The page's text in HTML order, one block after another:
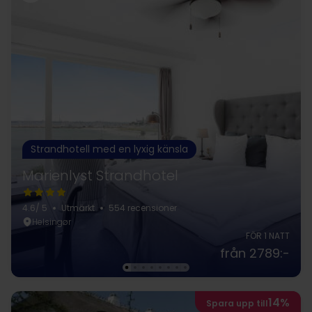
Strandhotell med en lyxig känsla
Marienlyst Strandhotel
4.6/ 5 Utmärkt
554 recensioner
Helsingør
FÖR 1 NATT
från 2789:-
Spara upp till14%